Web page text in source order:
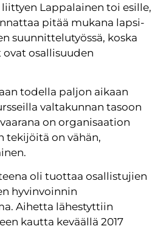
Lappalainen toi esille,
pitää mukana lapsi-
suunnittelutyössä, koska
osallisuuden
todella paljon aikaan
valtakunnan tasoon
on organisaation
tekijöitä on vähän,
oli tuottaa osallistujien
hyvinvoinnin
Aihetta lähestyttiin
kautta keväällä 2017